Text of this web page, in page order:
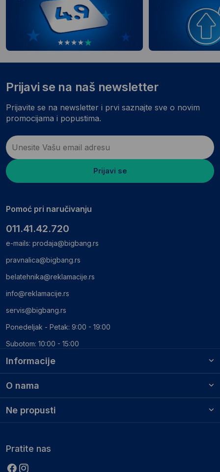
Informacije
O nama
Ne propusti
Prijavi se na naš newsletter
Prijavite se na newsletter i prvi saznajte sve o novim
promocijama i popustima.
Prijavi se
Pomoć pri naručivanju
011.41.42.720
e-mails: prodaja@bigbang.rs
pravnalica@bigbang.rs
belatehnika@reklamacije.rs
info@reklamacije.rs
servis@bigbang.rs
Ponedeljak - Petak: 9:00 - 19:00
Subotom: 10:00 - 15:00
Pratite nas